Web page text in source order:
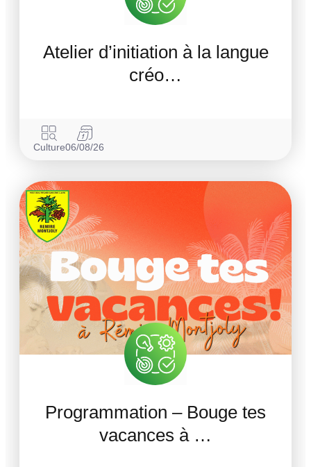
Atelier d’initiation à la langue
créo…
Culture06/08/26
Programmation – Bouge tes
vacances à …